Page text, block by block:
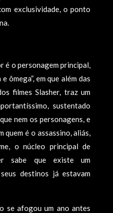
exclusividade, o ponto
é o personagem principal,
ômega”, em que além das
filmes Slasher, traz um
sustentado
nem os personagens, e
quem é o assassino, aliás,
o núcleo principal de
sabe que existe um
destinos já estavam
se afogou um ano antes